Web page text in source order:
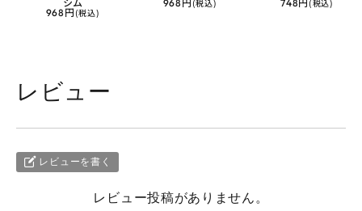
シム
968円 (税込)
968円 (税込)
748円 (税込)
レビュー
レビューを書く
レビュー投稿がありません。